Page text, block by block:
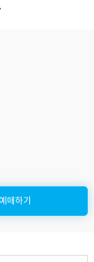
예매하기